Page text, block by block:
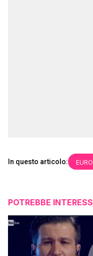
In questo articolo:
POTREBBE